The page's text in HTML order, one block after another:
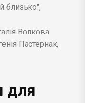
близько",
Волкова
Пастернак,
для